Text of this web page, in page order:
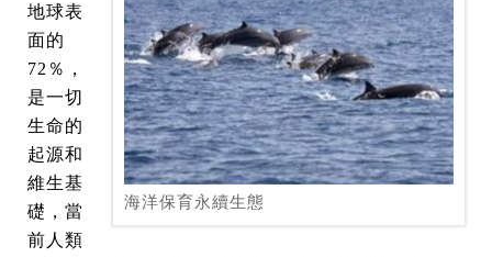
海洋保育永續生態
地球表
面的
72％，
是一切
生命的
起源和
維生基
礎，當
前人類